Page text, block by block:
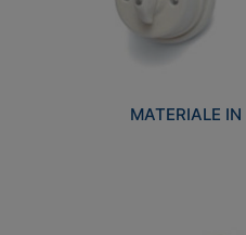
MATERIALE